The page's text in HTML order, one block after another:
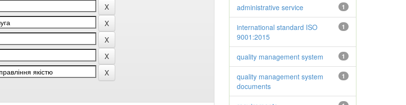
1
administrative service
1
international standard ISO
9001:2015
1
quality management system
1
quality management system
documents